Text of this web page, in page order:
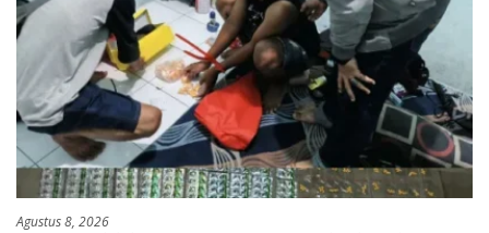
Agustus 8, 2026